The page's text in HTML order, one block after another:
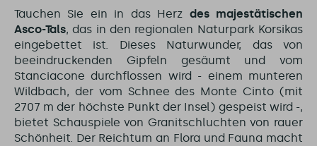
Tauchen Sie ein in das Herz des majestätischen
Asco-Tals, das in den regionalen Naturpark Korsikas
eingebettet ist. Dieses Naturwunder, das von
beeindruckenden Gipfeln gesäumt und vom
Stanciacone durchflossen wird - einem munteren
Wildbach, der vom Schnee des Monte Cinto (mit
2707 m der höchste Punkt der Insel) gespeist wird -,
bietet Schauspiele von Granitschluchten von rauer
Schönheit. Der Reichtum an Flora und Fauna macht